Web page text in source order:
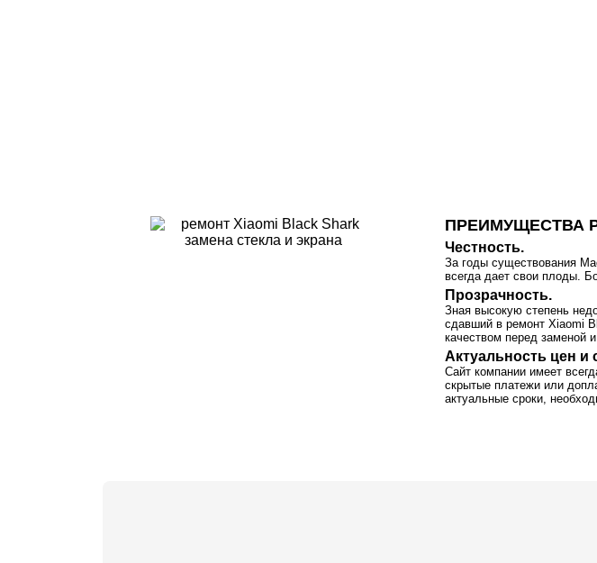
ПРЕИМУЩЕСТВА
Честность.
За годы существования
всегда дает свои плоды.
Прозрачность.
Зная высокую степень
сдавший в ремонт Xiaomi
качеством перед заменой
Актуальность цен и
Сайт компании имеет
скрытые платежи или
актуальные сроки,